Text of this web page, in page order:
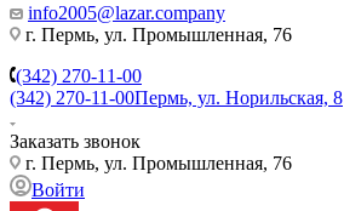
info2005@lazar.company
г. Пермь, ул. Промышленная, 76
(342) 270-11-00
(342) 270-11-00Пермь, ул. Норильская, 8
Заказать звонок
г. Пермь, ул. Промышленная, 76
Войти